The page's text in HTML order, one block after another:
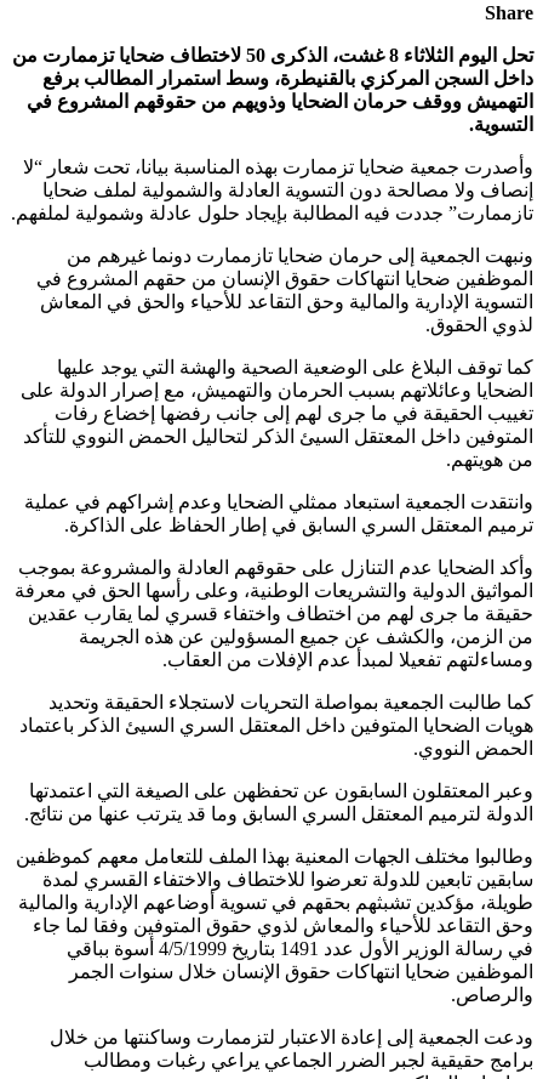
تحل اليوم الثلاثاء 8 غشت، الذكرى 50 لاختطاف ضحايا تزممارت من
السجن المركزي بالقنيطرة، وسط استمرار المطالب برفع
ووقف حرمان الضحايا وذويهم من حقوقهم المشروع في
جمعية ضحايا تزممارت بهذه المناسبة بيانا، تحت شعار “لا
ولا مصالحة دون التسوية العادلة والشمولية لملف ضحايا
جددت فيه المطالبة بإيجاد حلول عادلة وشمولية لملفهم.
الجمعية إلى حرمان ضحايا تازممارت دونما غيرهم من
ضحايا انتهاكات حقوق الإنسان من حقهم المشروع في
الإدارية والمالية وحق التقاعد للأحياء والحق في المعاش
الحقوق.
توقف البلاغ على الوضعية الصحية والهشة التي يوجد عليها
وعائلاتهم بسبب الحرمان والتهميش، مع إصرار الدولة على
الحقيقة في ما جرى لهم إلى جانب رفضها إخضاع رفات
داخل المعتقل السيئ الذكر لتحاليل الحمض النووي للتأكد
الجمعية استبعاد ممثلي الضحايا وعدم إشراكهم في عملية
المعتقل السري السابق في إطار الحفاظ على الذاكرة.
الضحايا عدم التنازل على حقوقهم العادلة والمشروعة بموجب
الدولية والتشريعات الوطنية، وعلى رأسها الحق في معرفة
ما جرى لهم من اختطاف واختفاء قسري لما يقارب عقدين
والكشف عن جميع المسؤولين عن هذه الجريمة
تفعيلا لمبدأ عدم الإفلات من العقاب.
طالبت الجمعية بمواصلة التحريات لاستجلاء الحقيقة وتحديد
الضحايا المتوفين داخل المعتقل السري السيئ الذكر باعتماد
النووي.
المعتقلون السابقون عن تحفظهن على الصيغة التي اعتمدتها
لترميم المعتقل السري السابق وما قد يترتب عنها من نتائج.
مختلف الجهات المعنية بهذا الملف للتعامل معهم كموظفين
تابعين للدولة تعرضوا للاختطاف والاختفاء القسري لمدة
مؤكدين تشبثهم بحقهم في تسوية أوضاعهم الإدارية والمالية
التقاعد للأحياء والمعاش لذوي حقوق المتوفين وفقا لما جاء
في رسالة الوزير الأول عدد 1491 بتاريخ 4/5/1999 أسوة بباقي
ضحايا انتهاكات حقوق الإنسان خلال سنوات الجمر
الجمعية إلى إعادة الاعتبار لتزممارت وساكنتها من خلال
حقيقية لجبر الضرر الجماعي يراعي رغبات ومطالب